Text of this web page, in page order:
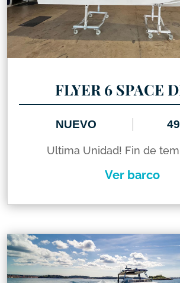
FLYER 6 SPACE
NUEVO
Ultima Unidad! Fin de
Ver barco